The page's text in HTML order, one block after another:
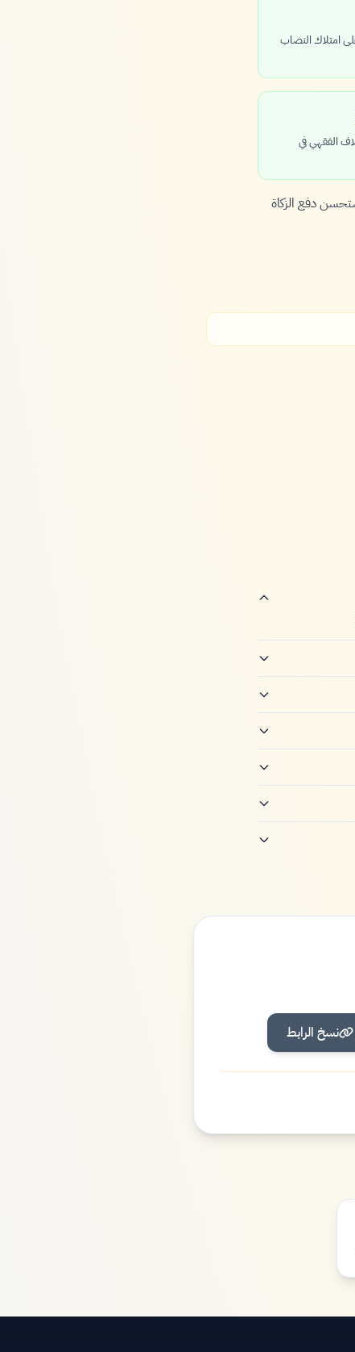
كاملة (354 يوماً) على امتلاك النصاب
الفقهي في
دفع الزكاة
نسخ الرابط